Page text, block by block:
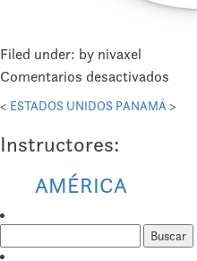
Filed under: by nivaxel
Comentarios desactivados
< ESTADOS UNIDOS PANAMÁ >
Instructores:
AMÉRICA